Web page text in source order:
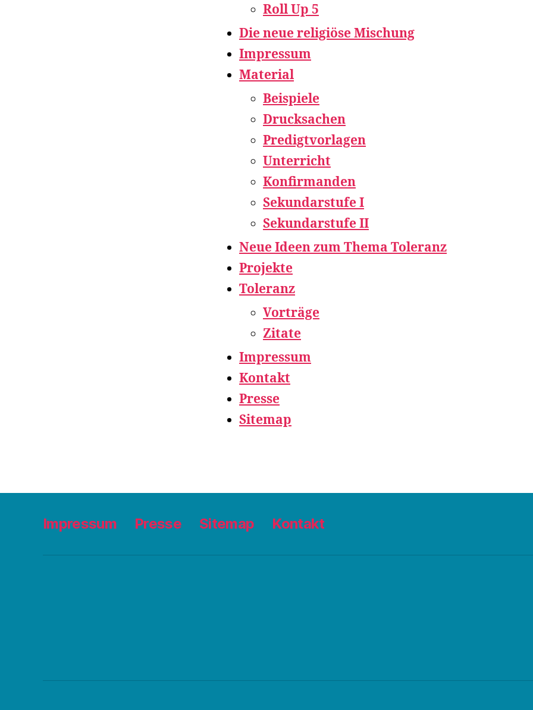
Roll Up 5
Die neue religiöse Mischung
Impressum
Material
Beispiele
Drucksachen
Predigtvorlagen
Unterricht
Konfirmanden
Sekundarstufe I
Sekundarstufe II
Neue Ideen zum Thema Toleranz
Projekte
Toleranz
Vorträge
Zitate
Impressum
Kontakt
Presse
Sitemap
Impressum Presse Sitemap Kontakt